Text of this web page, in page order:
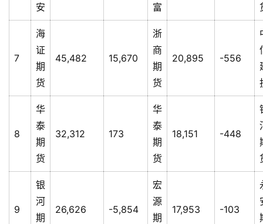
安
富
7
海
证
期
货
45,482 15,670
浙
商
期
货
20,895 -556
8
华
泰
期
货
32,312 173
华
泰
期
货
18,151 -448
9
银
河
期
26,626 -5,854
宏
源
期
17,953 -103